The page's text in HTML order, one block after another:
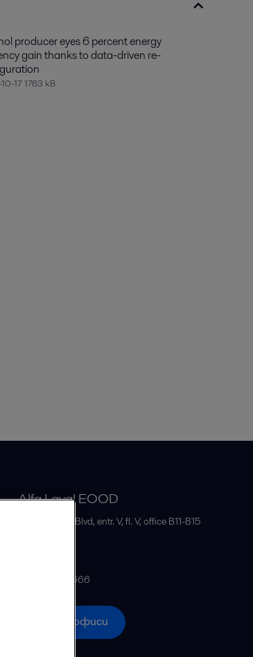
producer eyes 6 percent energy
gain thanks to data-driven re-
17 1763 kB
Alfa Laval EOOD
51B, Bulgaria Blvd, entr. V, fl. V, office B11-B15
+35929555666
Всички офиси